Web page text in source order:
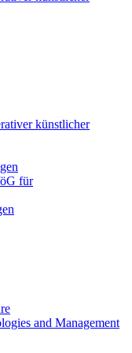
künstlicher
für
and Management